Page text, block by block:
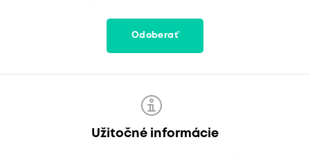
Odoberať
Užitočné informácie